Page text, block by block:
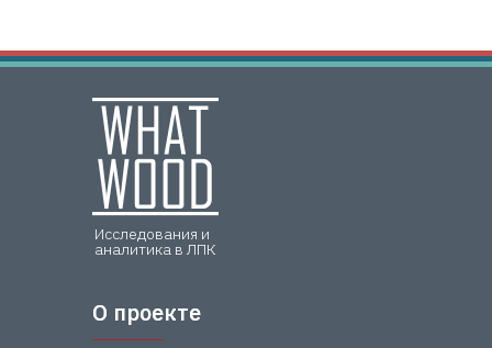
Исследования и
аналитика в ЛПК
О проекте
О проекте